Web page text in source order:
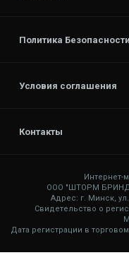
Политика Безопасности
Условия соглашения
Контакты
Интернет-
ООО "ШТОРМ
Адрес: г. Минск,
Свидетельство о
Дата регистрации в